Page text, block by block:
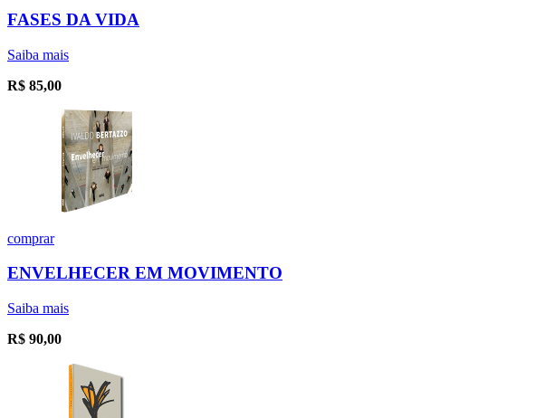
FASES DA VIDA
Saiba mais
R$ 85,00
comprar
ENVELHECER EM MOVIMENTO
Saiba mais
R$ 90,00